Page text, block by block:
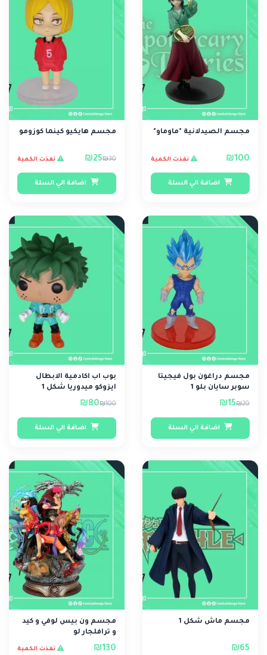
مجسم الصيدلانية "ماوماو"
₪100 نفذت الكمية
اضافة الي السلة
مجسم هايكيو كينما كوزومو
₪30
₪25 نفذت الكمية
اضافة الي السلة
مجسم دراغون بول فيجيتا
سوبر سايان بلو 1
₪20
₪15
اضافة الي السلة
بوب اب اكادمية الابطال
ايزوكو ميدوريا شكل 1
₪100
₪80
اضافة الي السلة
مجسم ماش شكل 1
₪65
مجسم ون بيس لوفي و كيد
و ترافلجار لو
₪130 نفذت الكمية